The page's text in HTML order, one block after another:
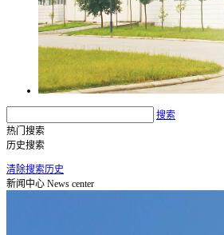
搜索
热门搜索
历史搜索
清除搜索历史
新闻中心 News center